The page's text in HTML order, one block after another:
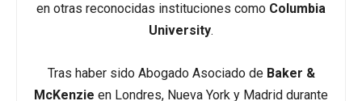
en otras reconocidas instituciones como Columbia
University.
Tras haber sido Abogado Asociado de Baker &
McKenzie en Londres, Nueva York y Madrid durante